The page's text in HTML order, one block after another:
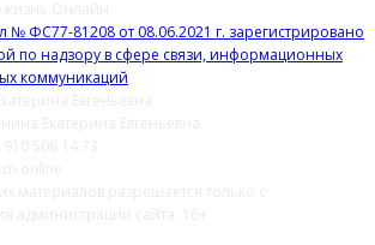
№ ФС77-81208 от 08.06.2021 г. зарегистрировано
по надзору в сфере связи, информационных
коммуникаций